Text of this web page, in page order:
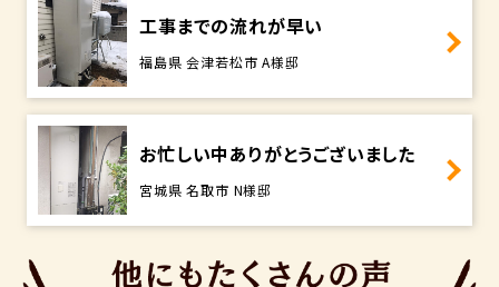
工事までの流れが早い
福島県 会津若松市 A様邸
お忙しい中ありがとうございました
宮城県 名取市 N様邸